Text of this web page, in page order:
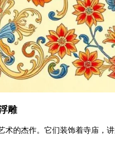
雕
术的杰作。它们装饰着寺庙，